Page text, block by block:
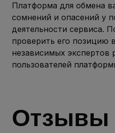
Платформа для обмена
сомнений и опасений у
деятельности сервиса.
проверить его позицию
независимых экспертов
пользователей
Отзывы